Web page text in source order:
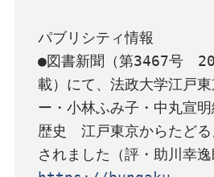
パブリシティ情報
●図書新聞（第3467号　
載）にて、法政大学江戸
ー・小林ふみ子・中丸宣
歴史　江戸東京からたど